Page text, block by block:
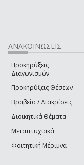
ΑΝΑΚΟΙΝΩΣΕΙΣ
Προκηρύξεις
Διαγωνισμών
Προκηρύξεις Θέσεων
Βραβεία / Διακρίσεις
Διοικητικά Θέματα
Μεταπτυχιακά
Φοιτητική Μέριμνα